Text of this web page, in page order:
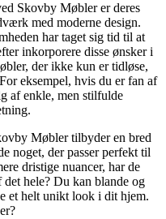
Skovby Møbler er deres
med moderne design.
har taget sig tid til at
inkorporere disse ønsker i
der ikke kun er tidløse,
eksempel, hvis du er fan af
af enkle, men stilfulde
Møbler tilbyder en bred
noget, der passer perfekt til
dristige nuancer, har de
hele? Du kan blande og
et helt unikt look i dit hjem.